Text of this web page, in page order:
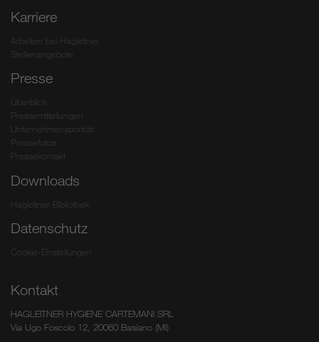
Karriere
Arbeiten bei Hagleitner
Stellenangebote
Presse
Überblick
Pressemitteilungen
Unternehmensporträt
Pressefotos
Pressekontakt
Downloads
Hagleitner Bibliothek
Datenschutz
Cookie-Einstellungen
Kontakt
HAGLEITNER HYGIENE CARTEMANI SRL
Via Ugo Foscolo 12, 20060 Basiano (MI)